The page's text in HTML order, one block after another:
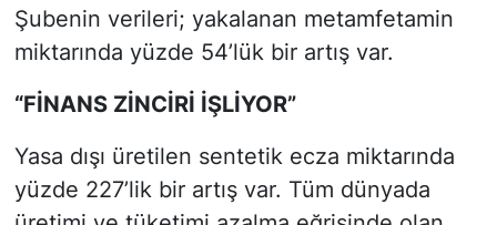
Şubenin verileri; yakalanan metamfetamin
miktarında yüzde 54’lük bir artış var.
“FİNANS ZİNCİRİ İŞLİYOR”
Yasa dışı üretilen sentetik ecza miktarında
yüzde 227’lik bir artış var. Tüm dünyada